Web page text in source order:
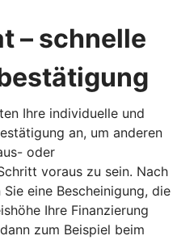
– schnelle
Ihre individuelle und
an, um anderen
oder
voraus zu sein. Nach
eine Bescheinigung, die
Ihre Finanzierung
zum Beispiel beim